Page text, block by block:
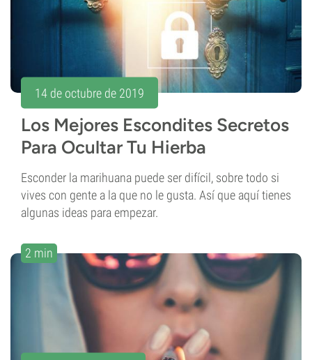
14 de octubre de 2019
Los Mejores Escondites Secretos
Para Ocultar Tu Hierba
Esconder la marihuana puede ser difícil, sobre todo si
vives con gente a la que no le gusta. Así que aquí tienes
algunas ideas para empezar.
2 min